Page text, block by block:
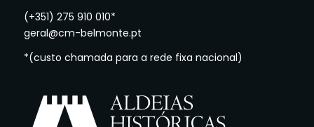
(+351) 275 910 010*
geral@cm-belmonte.pt
*(custo chamada para a rede fixa nacional)